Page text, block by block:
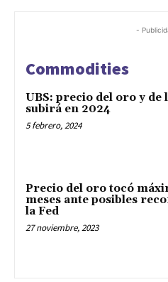
-
Commodities
UBS: precio del oro y de
subirá en 2024
5 febrero, 2024
Precio del oro tocó
meses ante posibles
la Fed
27 noviembre, 2023